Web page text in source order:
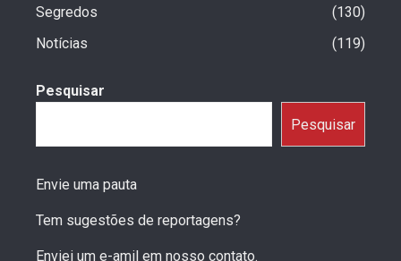
Segredos
130
Notícias
119
Pesquisar
Pesquisar
Envie uma pauta
Tem sugestões de reportagens?
Enviei um e-amil em nosso contato.